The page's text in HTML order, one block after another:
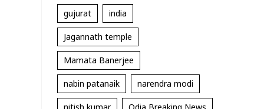
gujurat india
Jagannath temple
Mamata Banerjee
nabin patanaik narendra modi